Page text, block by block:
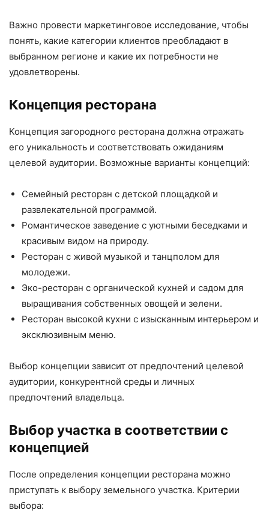
Важно провести маркетинговое исследование, чтобы
понять, какие категории клиентов преобладают в
выбранном регионе и какие их потребности не
удовлетворены.
Концепция ресторана
Концепция загородного ресторана должна отражать
его уникальность и соответствовать ожиданиям
целевой аудитории. Возможные варианты концепций:
Семейный ресторан с детской площадкой и
развлекательной программой.
Романтическое заведение с уютными беседками и
красивым видом на природу.
Ресторан с живой музыкой и танцполом для
молодежи.
Эко-ресторан с органической кухней и садом для
выращивания собственных овощей и зелени.
Ресторан высокой кухни с изысканным интерьером и
эксклюзивным меню.
Выбор концепции зависит от предпочтений целевой
аудитории, конкурентной среды и личных
предпочтений владельца.
Выбор участка в соответствии с
концепцией
После определения концепции ресторана можно
приступать к выбору земельного участка. Критерии
выбора: